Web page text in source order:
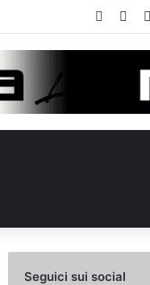
Seguici sui social